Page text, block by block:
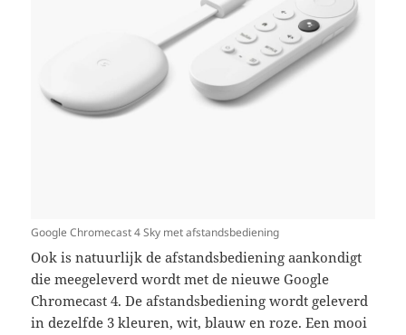
Google Chromecast 4 Sky met afstandsbediening
Ook is natuurlijk de afstandsbediening aankondigt
die meegeleverd wordt met de nieuwe Google
Chromecast 4. De afstandsbediening wordt geleverd
in dezelfde 3 kleuren, wit, blauw en roze. Een mooi